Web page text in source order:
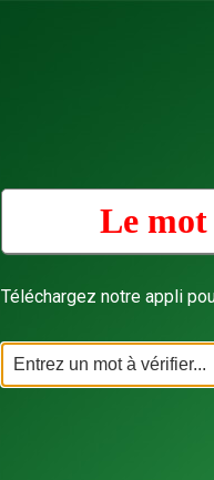
Le mot
Téléchargez notre appli